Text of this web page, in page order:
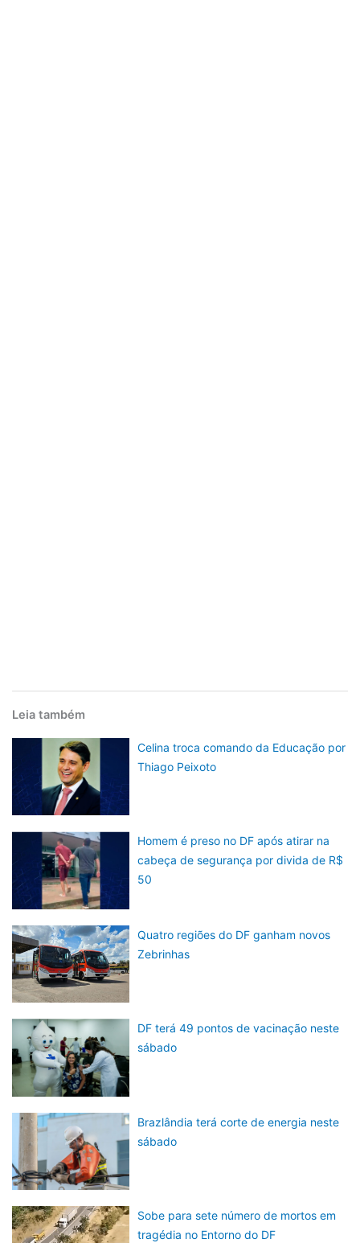
Leia também
Celina troca comando da Educação por
Thiago Peixoto
Homem é preso no DF após atirar na
cabeça de segurança por divida de R$
50
Quatro regiões do DF ganham novos
Zebrinhas
DF terá 49 pontos de vacinação neste
sábado
Brazlândia terá corte de energia neste
sábado
Sobe para sete número de mortos em
tragédia no Entorno do DF